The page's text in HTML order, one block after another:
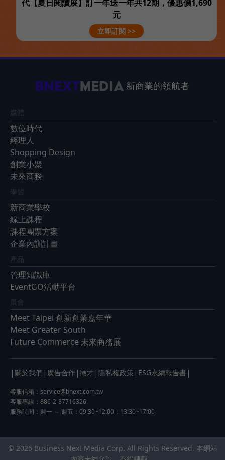
代【夏日閱讀展】訂一年送一年共12期，優惠價1,690
元
立即訂閱 >>
新商業的領航者
媒體
數位時代
經理人
Shopping Design
創業小聚
未來商務
學習
新商業學校
線上課程
課程團票方案
企業內訓計畫
產品
管理知識庫
EventGO活動平台
展會
Meet Taipei 創新創業嘉年華
Meet Greater South
Future Commerce 未來商務展
| 關於我們 | 廣告合作 | 徵才 | 隱私權政策 | ESG永續報告書 |
客服信箱： service@bnext.com.tw
客服專線：886-2-87716326
服務時間：週一 ～ 週五：09:30~12:00；13:30~17:00
© 2026 Business Next Media Corp. All Rights Reserved. 本網站